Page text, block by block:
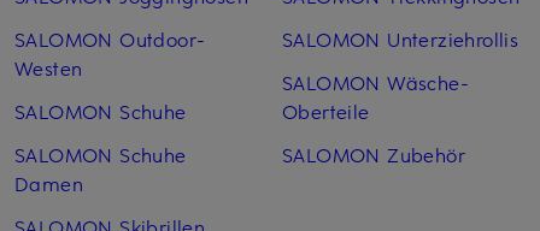
SALOMON Outdoor-
Westen
SALOMON Schuhe
SALOMON Schuhe
Damen
SALOMON Unterziehrollis
SALOMON Wäsche-
Oberteile
SALOMON Zubehör